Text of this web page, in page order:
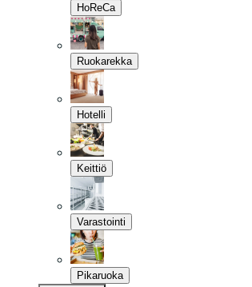
HoReCa
Ruokarekka
Hotelli
Keittiö
Varastointi
Pikaruoka